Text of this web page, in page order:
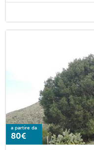
a partire da
80€